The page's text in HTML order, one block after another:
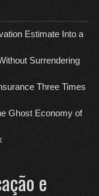
Estimate Into a
Surrendering
Three Times
Ghost Economy of
e